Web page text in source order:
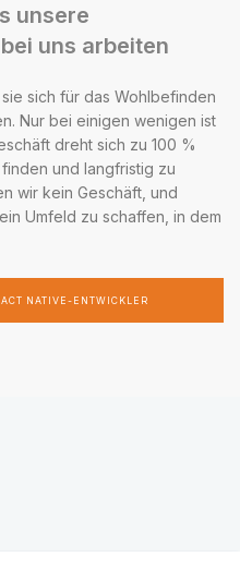
unsere
uns arbeiten
sich für das Wohlbefinden
Nur bei einigen wenigen ist
dreht sich zu 100 %
und langfristig zu
wir kein Geschäft, und
Umfeld zu schaffen, in dem
NATIVE-ENTWICKLER